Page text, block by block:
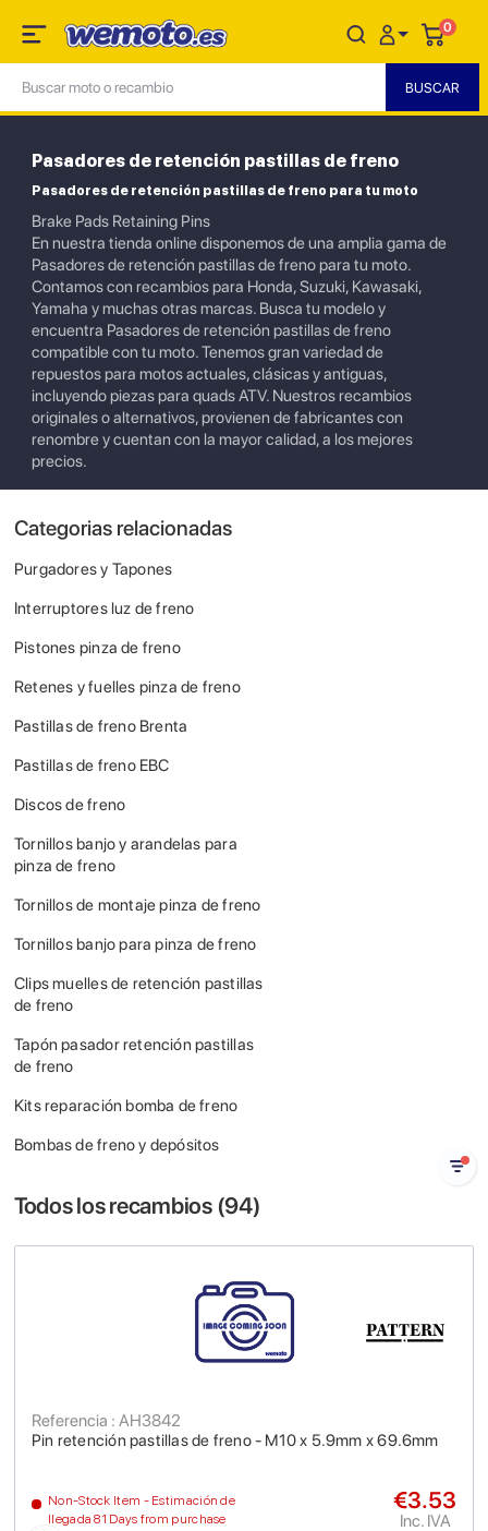
0
Pasadores de retención pastillas de freno
Pasadores de retención pastillas de freno para tu moto
Brake Pads Retaining Pins
En nuestra tienda online disponemos de una amplia gama de
Pasadores de retención pastillas de freno para tu moto.
Contamos con recambios para Honda, Suzuki, Kawasaki,
Yamaha y muchas otras marcas. Busca tu modelo y
encuentra Pasadores de retención pastillas de freno
compatible con tu moto. Tenemos gran variedad de
repuestos para motos actuales, clásicas y antiguas,
incluyendo piezas para quads ATV. Nuestros recambios
originales o alternativos, provienen de fabricantes con
renombre y cuentan con la mayor calidad, a los mejores
precios.
Categorias relacionadas
Purgadores y Tapones
Interruptores luz de freno
Pistones pinza de freno
Retenes y fuelles pinza de freno
Pastillas de freno Brenta
Pastillas de freno EBC
Discos de freno
Tornillos banjo y arandelas para
pinza de freno
Tornillos de montaje pinza de freno
Tornillos banjo para pinza de freno
Clips muelles de retención pastillas
de freno
Tapón pasador retención pastillas
de freno
Kits reparación bomba de freno
Bombas de freno y depósitos
Todos los recambios (94)
Pin retención pastillas de freno - M10 x 5.9mm x 69.6mm
Referencia : AH3842
Non-Stock Item - Estimación de
llegada 81 Days from purchase
€3.53
Inc. IVA